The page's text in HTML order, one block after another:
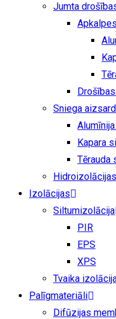
Jumta
Sniega
Kapara
Tērauda
Izolācijas
Siltumizolācija
PIR
EPS
XPS
Tvaika
Palīgmateriāli
Difūzijas